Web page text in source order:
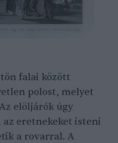
falai között
polost, melyet
elöljárók úgy
eretnekeket isteni
a rovarral. A